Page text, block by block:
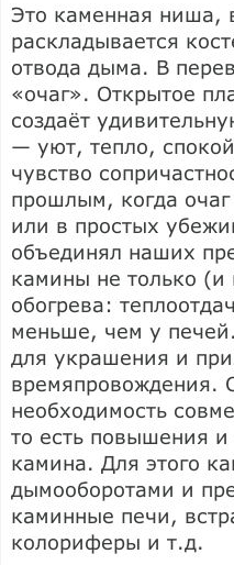
Это каменная ниша,
раскладывается
отвода дыма. В
«очаг». Открытое
создаёт
— уют, тепло,
чувство
прошлым, когда
или в простых
объединял наших
камины не только (и
обогрева:
меньше, чем у
для украшения и
времяпровождения.
необходимость
то есть повышения и
камина. Для этого
дымооборотами и
каминные печи,
колориферы и т.д.